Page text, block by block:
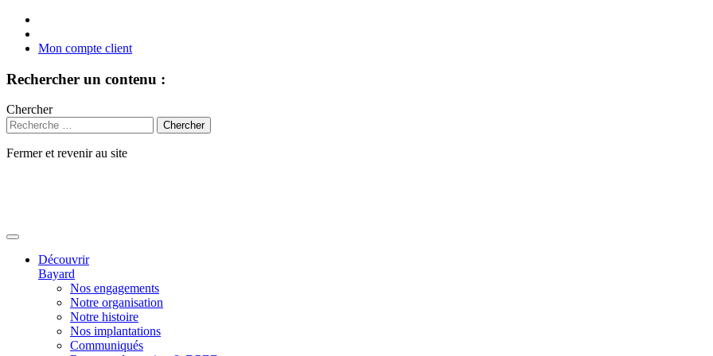
Mon compte client
Rechercher un contenu :
Chercher
Fermer et revenir au site
Découvrir
Bayard
Nos engagements
Notre organisation
Notre histoire
Nos implantations
Communiqués